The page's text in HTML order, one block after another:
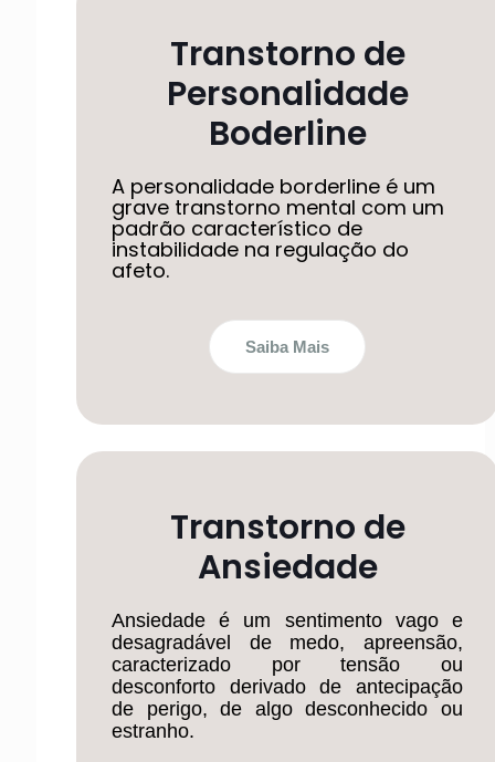
Transtorno de
Personalidade
Boderline
A personalidade borderline é um
grave transtorno mental com um
padrão característico de
instabilidade na regulação do
afeto.
Saiba Mais
Transtorno de
Ansiedade
Ansiedade é um sentimento vago e
desagradável de medo, apreensão,
caracterizado por tensão ou
desconforto derivado de antecipação
de perigo, de algo desconhecido ou
estranho.